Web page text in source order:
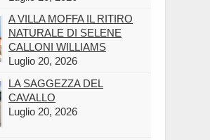
A VILLA MOFFA IL RITIRO
NATURALE DI SELENE
CALLONI WILLIAMS
Luglio 20, 2026
LA SAGGEZZA DEL
CAVALLO
Luglio 20, 2026